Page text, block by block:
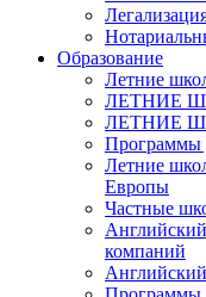
Образование
Летние
ЛЕТНИЕ
ЛЕТНИЕ
Программы
Летние
Европы
Частные
компаний